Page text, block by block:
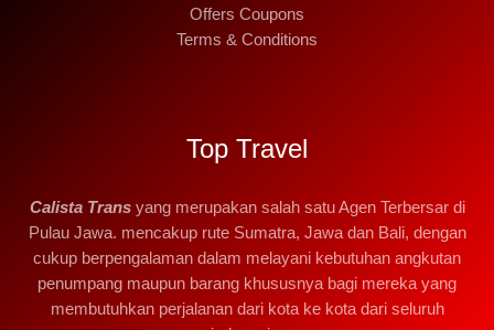
Offers Coupons
Terms & Conditions
Top Travel
Calista Transyang merupakan salah satu Agen Terbersar di
Pulau Jawa. mencakup rute Sumatra, Jawa dan Bali, dengan
cukup berpengalaman dalam melayani kebutuhan angkutan
penumpang maupun barang khususnya bagi mereka yang
membutuhkan perjalanan dari kota ke kota dari seluruh